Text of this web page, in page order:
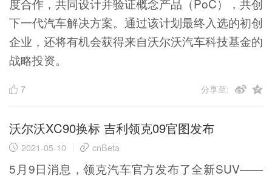
度合作，共同设计并验证概念产品（PoC），共创
下一代汽车解决方案。通过该计划最终入选的初创
企业，还将有机会获得来自沃尔沃汽车科技基金的
战略投资。
7 分享至:
沃尔沃XC90换标 吉利领克09官图发布
2021-05-10 cnBeta
5月9日消息，领克汽车官方发布了全新SUV——